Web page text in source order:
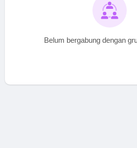
Belum bergabung dengan